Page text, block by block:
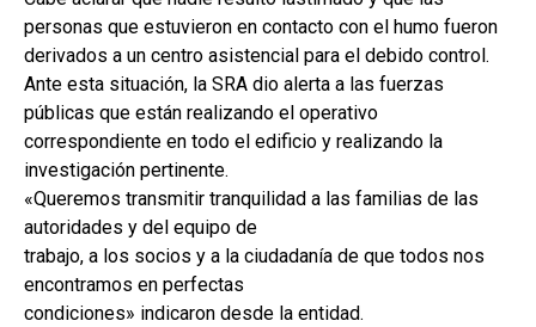
o
k
p
p
tir
personas que estuvieron en contacto con el humo fueron
derivados a un centro asistencial para el debido control.
Ante esta situación, la SRA dio alerta a las fuerzas
públicas que están realizando el operativo
correspondiente en todo el edificio y realizando la
investigación pertinente.
«Queremos transmitir tranquilidad a las familias de las
autoridades y del equipo de
trabajo, a los socios y a la ciudadanía de que todos nos
encontramos en perfectas
condiciones» indicaron desde la entidad.